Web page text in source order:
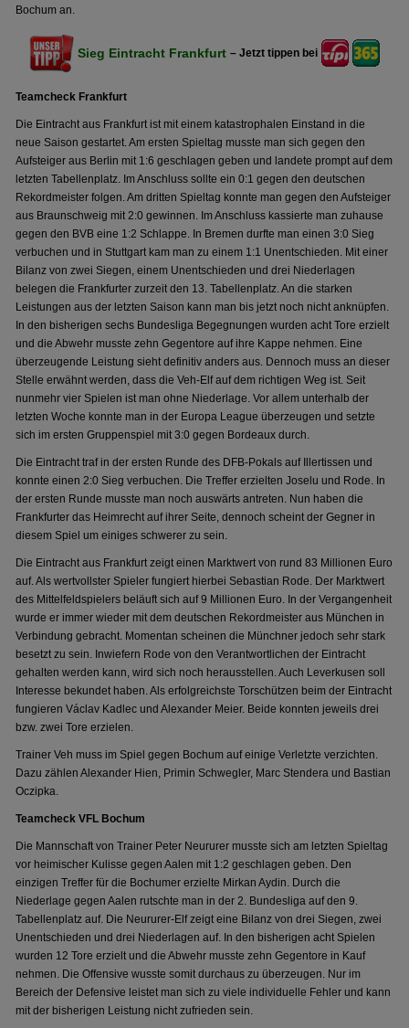
Bochum an.
Sieg Eintracht Frankfurt – Jetzt tippen bei
Teamcheck Frankfurt
Die Eintracht aus Frankfurt ist mit einem katastrophalen Einstand in die
neue Saison gestartet. Am ersten Spieltag musste man sich gegen den
Aufsteiger aus Berlin mit 1:6 geschlagen geben und landete prompt auf dem
letzten Tabellenplatz. Im Anschluss sollte ein 0:1 gegen den deutschen
Rekordmeister folgen. Am dritten Spieltag konnte man gegen den Aufsteiger
aus Braunschweig mit 2:0 gewinnen. Im Anschluss kassierte man zuhause
gegen den BVB eine 1:2 Schlappe. In Bremen durfte man einen 3:0 Sieg
verbuchen und in Stuttgart kam man zu einem 1:1 Unentschieden. Mit einer
Bilanz von zwei Siegen, einem Unentschieden und drei Niederlagen
belegen die Frankfurter zurzeit den 13. Tabellenplatz. An die starken
Leistungen aus der letzten Saison kann man bis jetzt noch nicht anknüpfen.
In den bisherigen sechs Bundesliga Begegnungen wurden acht Tore erzielt
und die Abwehr musste zehn Gegentore auf ihre Kappe nehmen. Eine
überzeugende Leistung sieht definitiv anders aus. Dennoch muss an dieser
Stelle erwähnt werden, dass die Veh-Elf auf dem richtigen Weg ist. Seit
nunmehr vier Spielen ist man ohne Niederlage. Vor allem unterhalb der
letzten Woche konnte man in der Europa League überzeugen und setzte
sich im ersten Gruppenspiel mit 3:0 gegen Bordeaux durch.
Die Eintracht traf in der ersten Runde des DFB-Pokals auf Illertissen und
konnte einen 2:0 Sieg verbuchen. Die Treffer erzielten Joselu und Rode. In
der ersten Runde musste man noch auswärts antreten. Nun haben die
Frankfurter das Heimrecht auf ihrer Seite, dennoch scheint der Gegner in
diesem Spiel um einiges schwerer zu sein.
Die Eintracht aus Frankfurt zeigt einen Marktwert von rund 83 Millionen Euro
auf. Als wertvollster Spieler fungiert hierbei Sebastian Rode. Der Marktwert
des Mittelfeldspielers beläuft sich auf 9 Millionen Euro. In der Vergangenheit
wurde er immer wieder mit dem deutschen Rekordmeister aus München in
Verbindung gebracht. Momentan scheinen die Münchner jedoch sehr stark
besetzt zu sein. Inwiefern Rode von den Verantwortlichen der Eintracht
gehalten werden kann, wird sich noch herausstellen. Auch Leverkusen soll
Interesse bekundet haben. Als erfolgreichste Torschützen beim der Eintracht
fungieren Václav Kadlec und Alexander Meier. Beide konnten jeweils drei
bzw. zwei Tore erzielen.
Trainer Veh muss im Spiel gegen Bochum auf einige Verletzte verzichten.
Dazu zählen Alexander Hien, Primin Schwegler, Marc Stendera und Bastian
Oczipka.
Teamcheck VFL Bochum
Die Mannschaft von Trainer Peter Neururer musste sich am letzten Spieltag
vor heimischer Kulisse gegen Aalen mit 1:2 geschlagen geben. Den
einzigen Treffer für die Bochumer erzielte Mirkan Aydin. Durch die
Niederlage gegen Aalen rutschte man in der 2. Bundesliga auf den 9.
Tabellenplatz auf. Die Neururer-Elf zeigt eine Bilanz von drei Siegen, zwei
Unentschieden und drei Niederlagen auf. In den bisherigen acht Spielen
wurden 12 Tore erzielt und die Abwehr musste zehn Gegentore in Kauf
nehmen. Die Offensive wusste somit durchaus zu überzeugen. Nur im
Bereich der Defensive leistet man sich zu viele individuelle Fehler und kann
mit der bisherigen Leistung nicht zufrieden sein.